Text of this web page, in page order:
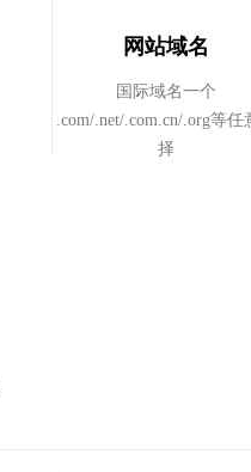
网站域名
国际域名一个
.com/.net/.com.cn/.org等任
择